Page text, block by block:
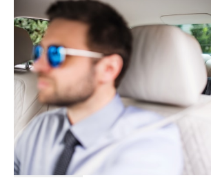
Termes et Conditions
Mentions légales
Privacy